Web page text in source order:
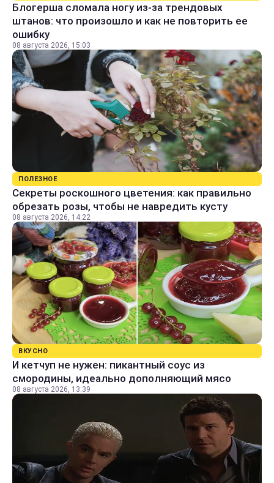
Блогерша сломала ногу из-за трендовых
штанов: что произошло и как не повторить ее
ошибку
08 августа 2026, 15:03
ПОЛЕЗНОЕ
Секреты роскошного цветения: как правильно
обрезать розы, чтобы не навредить кусту
08 августа 2026, 14:22
ВКУСНО
И кетчуп не нужен: пикантный соус из
смородины, идеально дополняющий мясо
08 августа 2026, 13:39